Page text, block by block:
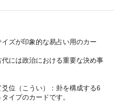
ズが印象的な易占い用のカー
には政治における重要な決め事
位（こうい）：卦を構成する6
イプのカードです。